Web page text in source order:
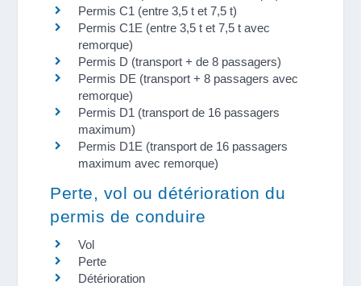
Permis C1 (entre 3,5 t et 7,5 t)
Permis C1E (entre 3,5 t et 7,5 t avec
remorque)
Permis D (transport + de 8 passagers)
Permis DE (transport + 8 passagers avec
remorque)
Permis D1 (transport de 16 passagers
maximum)
Permis D1E (transport de 16 passagers
maximum avec remorque)
Perte, vol ou détérioration du
permis de conduire
Vol
Perte
Détérioration